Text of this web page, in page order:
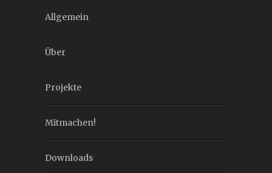
Allgemein
Über
Projekte
Mitmachen!
Downloads